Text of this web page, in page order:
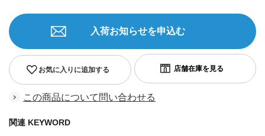
お気に入りに追加する
入荷お知らせを申込む
この商品について問い合わせる
関連 KEYWORD